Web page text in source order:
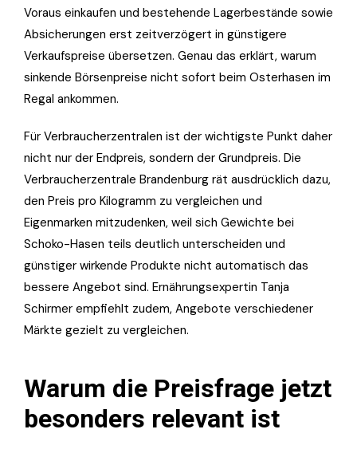
Voraus einkaufen und bestehende Lagerbestände sowie
Absicherungen erst zeitverzögert in günstigere
Verkaufspreise übersetzen. Genau das erklärt, warum
sinkende Börsenpreise nicht sofort beim Osterhasen im
Regal ankommen.
Für Verbraucherzentralen ist der wichtigste Punkt daher
nicht nur der Endpreis, sondern der Grundpreis. Die
Verbraucherzentrale Brandenburg rät ausdrücklich dazu,
den Preis pro Kilogramm zu vergleichen und
Eigenmarken mitzudenken, weil sich Gewichte bei
Schoko-Hasen teils deutlich unterscheiden und
günstiger wirkende Produkte nicht automatisch das
bessere Angebot sind. Ernährungsexpertin Tanja
Schirmer empfiehlt zudem, Angebote verschiedener
Märkte gezielt zu vergleichen.
Warum die Preisfrage jetzt
besonders relevant ist